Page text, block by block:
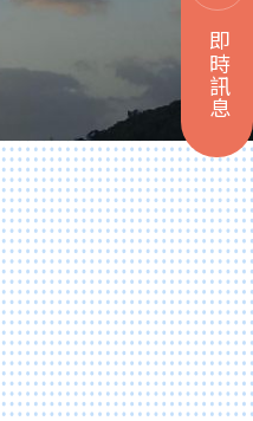
即時訊息